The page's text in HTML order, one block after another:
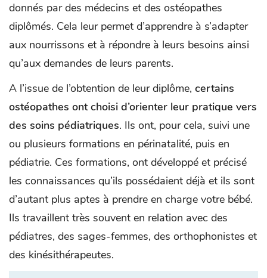
donnés par des médecins et des ostéopathes
diplômés. Cela leur permet d’apprendre à s’adapter
aux nourrissons et à répondre à leurs besoins ainsi
qu’aux demandes de leurs parents.
A l’issue de l’obtention de leur diplôme, certains
ostéopathes ont choisi d’orienter leur pratique vers
des soins pédiatriques. Ils ont, pour cela, suivi une
ou plusieurs formations en périnatalité, puis en
pédiatrie. Ces formations, ont développé et précisé
les connaissances qu’ils possédaient déjà et ils sont
d’autant plus aptes à prendre en charge votre bébé.
Ils travaillent très souvent en relation avec des
pédiatres, des sages-femmes, des orthophonistes et
des kinésithérapeutes.